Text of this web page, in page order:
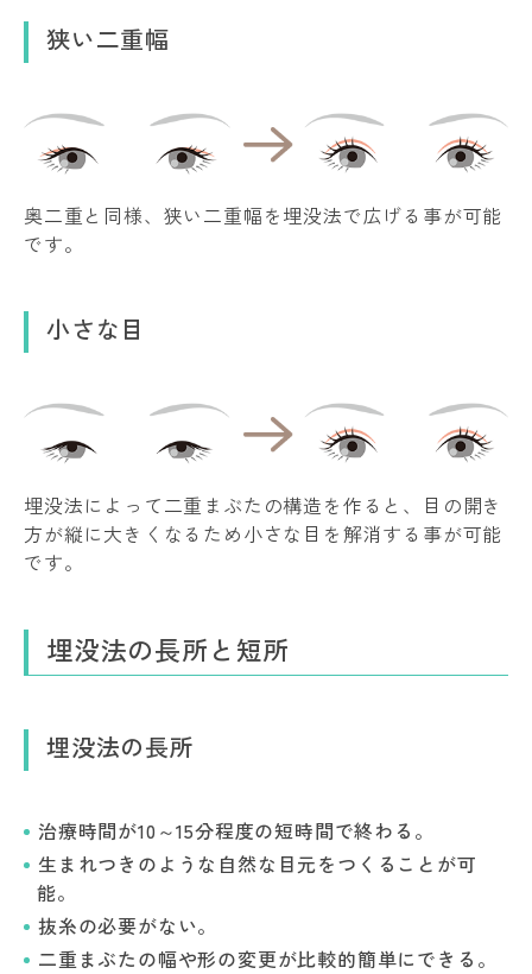
狭い二重幅
奥二重と同様、狭い二重幅を埋没法で広げる事が可能
です。
小さな目
埋没法によって二重まぶたの構造を作ると、目の開き
方が縦に大きくなるため小さな目を解消する事が可能
です。
埋没法の長所と短所
埋没法の長所
治療時間が10～15分程度の短時間で終わる。
生まれつきのような自然な目元をつくることが可
能。
抜糸の必要がない。
二重まぶたの幅や形の変更が比較的簡単にできる。